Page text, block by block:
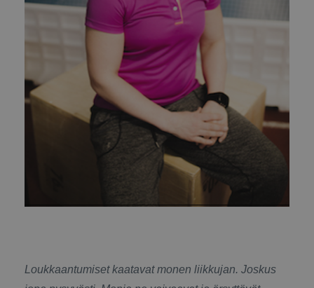
Loukkaantumiset kaatavat monen liikkujan. Joskus